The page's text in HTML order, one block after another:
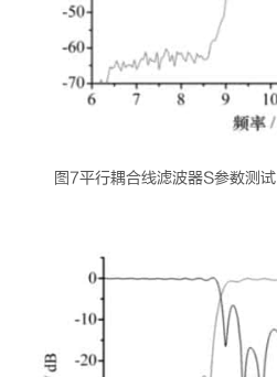
图7平行耦合线滤波器S参数测试